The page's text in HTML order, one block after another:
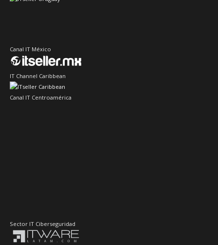
Canal IT México
IT Channel Caribbean
Canal IT Centroamérica
Sector IT Ciberseguridad